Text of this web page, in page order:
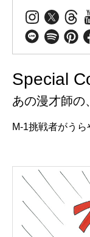
Special
あの漫才師の
M-1挑戦者がうら